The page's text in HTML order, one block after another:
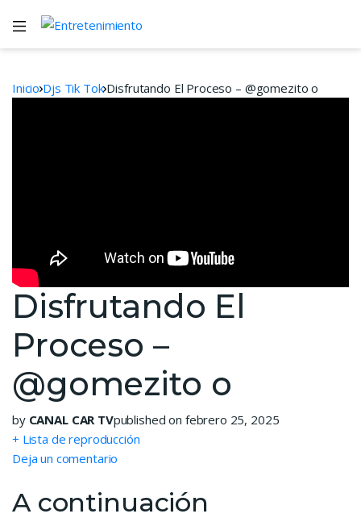
Inicio Djs Tik Tok Disfrutando El Proceso – @gomezito o
Disfrutando El
Proceso –
@gomezito o
by CANAL CAR TVpublished on febrero 25, 2025
+ Lista de reproducción
Deja un comentario
A continuación